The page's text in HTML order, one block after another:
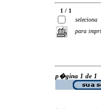
1 / 1
seleciona
para
p�gina 1 de 1